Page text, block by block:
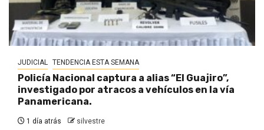
JUDICIAL TENDENCIA ESTA SEMANA
Policía Nacional captura a alias “El Guajiro”,
investigado por atracos a vehículos en la vía
Panamericana.
1 día atrás silvestre